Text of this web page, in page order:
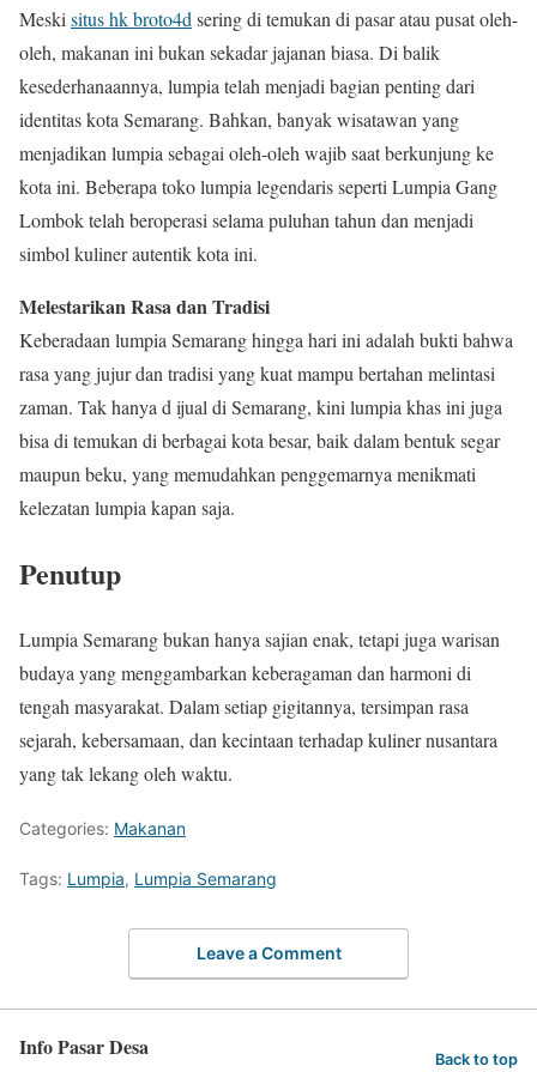
Meski situs hk broto4d sering di temukan di pasar atau pusat oleh-
oleh, makanan ini bukan sekadar jajanan biasa. Di balik
kesederhanaannya, lumpia telah menjadi bagian penting dari
identitas kota Semarang. Bahkan, banyak wisatawan yang
menjadikan lumpia sebagai oleh-oleh wajib saat berkunjung ke
kota ini. Beberapa toko lumpia legendaris seperti Lumpia Gang
Lombok telah beroperasi selama puluhan tahun dan menjadi
simbol kuliner autentik kota ini.
Melestarikan Rasa dan Tradisi
Keberadaan lumpia Semarang hingga hari ini adalah bukti bahwa
rasa yang jujur dan tradisi yang kuat mampu bertahan melintasi
zaman. Tak hanya d ijual di Semarang, kini lumpia khas ini juga
bisa di temukan di berbagai kota besar, baik dalam bentuk segar
maupun beku, yang memudahkan penggemarnya menikmati
kelezatan lumpia kapan saja.
Penutup
Lumpia Semarang bukan hanya sajian enak, tetapi juga warisan
budaya yang menggambarkan keberagaman dan harmoni di
tengah masyarakat. Dalam setiap gigitannya, tersimpan rasa
sejarah, kebersamaan, dan kecintaan terhadap kuliner nusantara
yang tak lekang oleh waktu.
Categories: Makanan
Tags: Lumpia, Lumpia Semarang
Leave a Comment
Info Pasar Desa Back to top